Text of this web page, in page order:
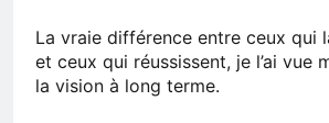
La vraie différence entre ceux qui
et ceux qui réussissent, je l’ai vue
la vision à long terme.